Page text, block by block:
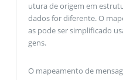
utura de origem em
dados for diferente. O
as pode ser simplificado
gens.
O mapeamento de